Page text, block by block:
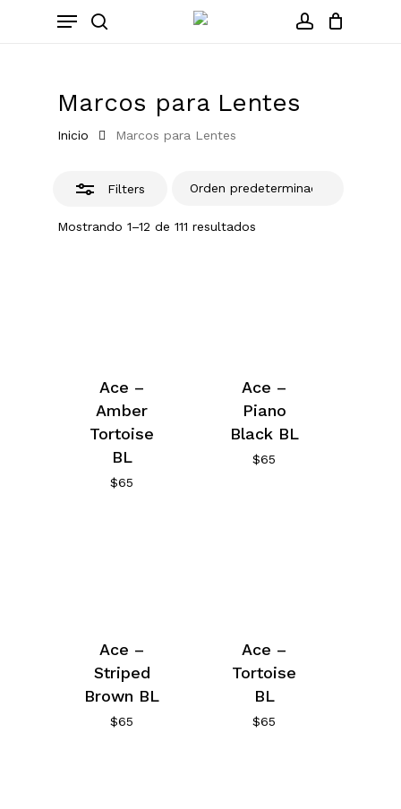
Menu
Marcos para Lentes
Inicio Marcos para Lentes
Filters
Mostrando 1–12 de 111 resultados
Ace –
Amber
Tortoise
BL
$65
Ace –
Piano
Black BL
$65
Ace –
Striped
Brown BL
$65
Ace –
Tortoise
BL
$65